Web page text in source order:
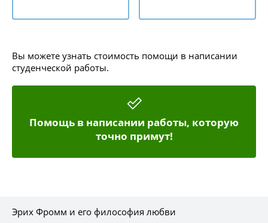
Вы можете узнать стоимость помощи в написании
студенческой работы.
Помощь в написании работы, которую
точно примут!
Эрих Фромм и его философия любви